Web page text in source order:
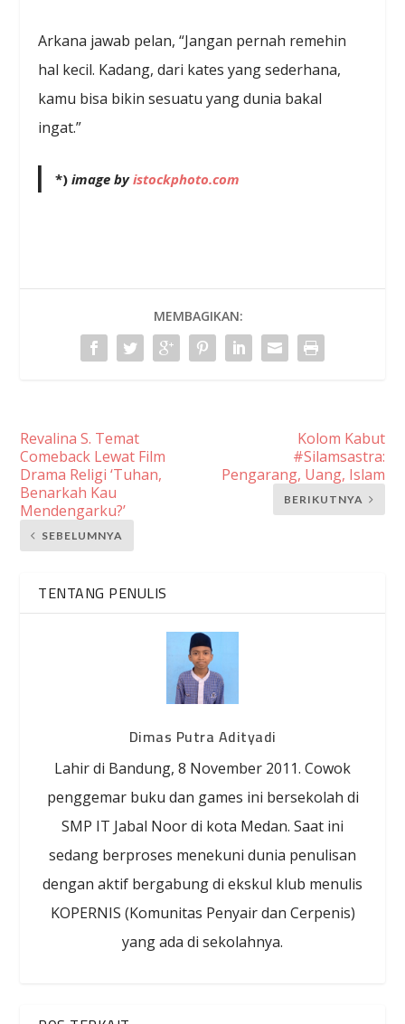
Arkana jawab pelan, “Jangan pernah remehin
hal kecil. Kadang, dari kates yang sederhana,
kamu bisa bikin sesuatu yang dunia bakal
ingat.”
*)image byistockphoto.com
MEMBAGIKAN:
Revalina S. Temat
Comeback Lewat Film
Drama Religi ‘Tuhan,
Benarkah Kau
Mendengarku?’
SEBELUMNYA
Kolom Kabut
#Silamsastra:
Pengarang, Uang, Islam
BERIKUTNYA
TENTANG PENULIS
Dimas Putra Adityadi
Lahir di Bandung, 8 November 2011. Cowok
penggemar buku dan games ini bersekolah di
SMP IT Jabal Noor di kota Medan. Saat ini
sedang berproses menekuni dunia penulisan
dengan aktif bergabung di ekskul klub menulis
KOPERNIS (Komunitas Penyair dan Cerpenis)
yang ada di sekolahnya.